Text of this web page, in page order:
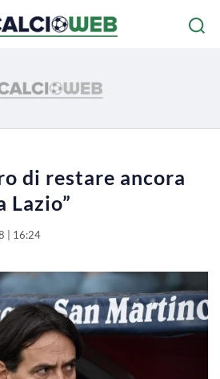
di restare ancora
Lazio”
| 16:24